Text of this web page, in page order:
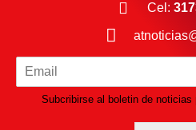
Cel:
Subcribirse al boletin de noticias